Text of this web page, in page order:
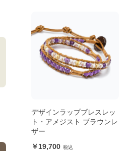
デザインラップブレスレッ
ト・アメジスト ブラウンレ
ザー
19,700